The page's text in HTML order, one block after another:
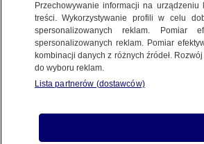
Oprac.Adam Styczek
3.06.2026, 05:15
Posłuchaj artykułu
Czyta lektor AI
Przechowywanie informacji na
treści. Wykorzystywanie profili w celu
spersonalizowanych reklam. Pomiar
spersonalizowanych reklam. Pomiar
kombinacji danych z różnych źródeł.
do wyboru reklam.
Lista partnerów (dostawców)